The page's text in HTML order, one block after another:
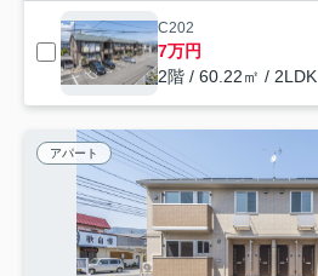
C202
7万円
2階 / 60.22㎡ / 2LDK
アパート